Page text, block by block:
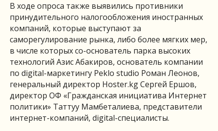
В ходе опроса также выявились противники
принудительного налогообложения иностранных
компаний, которые выступают за
саморегулирование рынка, либо более мягких мер,
в числе которых со-основатель парка высоких
технологий Азис Абакиров, основатель компании
по digital-маркетингу Peklo studio Роман Леонов,
генеральный директор Hoster.kg Сергей Ершов,
директор ОФ «Гражданская инициатива Интернет
политики» Таттуу Мамбеталиева, представители
интернет-компаний, digital-специалисты.